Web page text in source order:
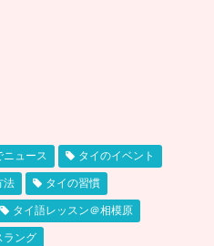
ニュース タイのイベント
法 タイの習慣
タイ語レッスン＠相模原
ラング